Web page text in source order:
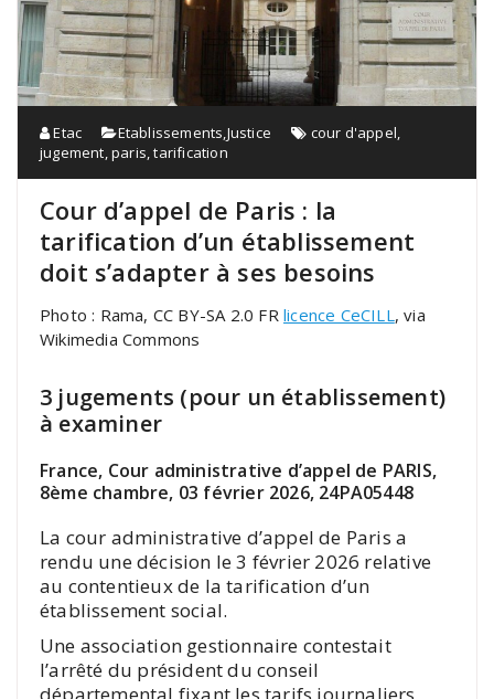
Etac Etablissements Justice cour d'appel
jugement ,paris ,tarification
Cour d’appel de Paris : la
tarification d’un établissement
doit s’adapter à ses besoins
Photo : Rama, CC BY-SA 2.0 FR licence CeCILL , via
Wikimedia Commons
3 jugements (pour un établissement)
à examiner
France, Cour administrative d’appel de PARIS,
8ème chambre, 03 février 2026, 24PA05448
La cour administrative d’appel de Paris a
rendu une décision le 3 février 2026 relative
au contentieux de la tarification d’un
établissement social.
Une association gestionnaire contestait
l’arrêté du président du conseil
départemental fixant les tarifs journaliers